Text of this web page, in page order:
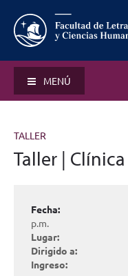
MENÚ
TALLER
Taller |
Fecha:
p.m.
Lugar:
Dirigido a:
Ingreso: